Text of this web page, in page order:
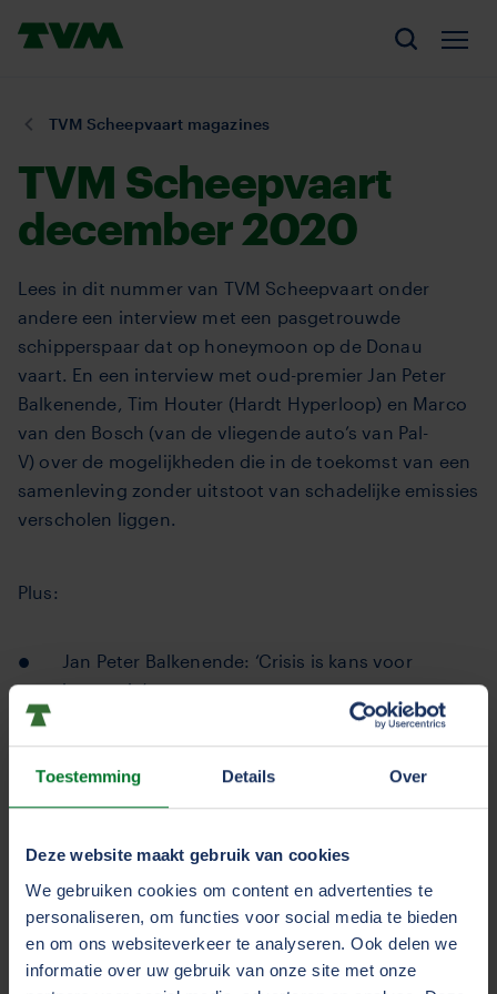
Toestemming Details Over
Deze website maakt gebruik van cookies
We gebruiken cookies om content en advertenties te
personaliseren, om functies voor social media te bieden
en om ons websiteverkeer te analyseren. Ook delen we
informatie over uw gebruik van onze site met onze
inhoud
Zoeken
U
hier:
TVM Scheepvaart magazines
TVM Scheepvaart
december 2020
Lees in dit nummer van TVM Scheepvaart onder
andere een interview met een pasgetrouwde
schipperspaar dat op honeymoon op de Donau
vaart. En een interview met oud-premier Jan Peter
Balkenende, Tim Houter (Hardt Hyperloop) en Marco
van den Bosch (van de vliegende auto’s van Pal-
V) over de mogelijkheden die in de toekomst van een
samenleving zonder uitstoot van schadelijke emissies
verscholen liggen.
Plus:
Jan Peter Balkenende: ‘Crisis is kans voor
innovatie’
binnenvaartschip
Churandy Martina:‘Vitaliteit ís voor iedereen
belangrijk’